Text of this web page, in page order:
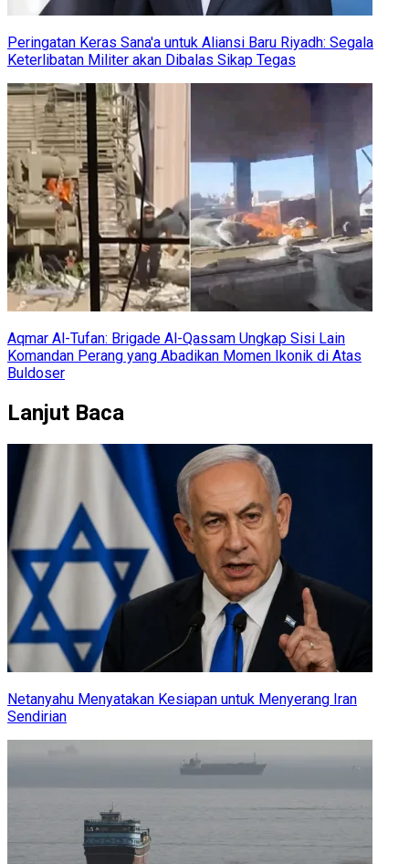
Peringatan Keras Sana'a untuk Aliansi Baru Riyadh: Segala
Keterlibatan Militer akan Dibalas Sikap Tegas
Aqmar Al-Tufan: Brigade Al-Qassam Ungkap Sisi Lain
Komandan Perang yang Abadikan Momen Ikonik di Atas
Buldoser
Lanjut Baca
Netanyahu Menyatakan Kesiapan untuk Menyerang Iran
Sendirian